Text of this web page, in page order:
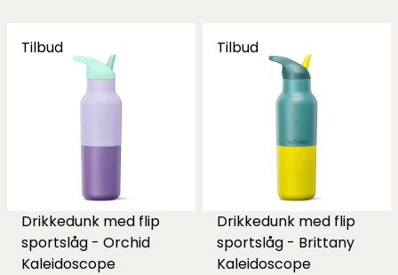
Tilbud
Drikkedunk med flip
sportslåg - Orchid
Kaleidoscope
Tilbud
Drikkedunk med flip
sportslåg - Brittany
Kaleidoscope